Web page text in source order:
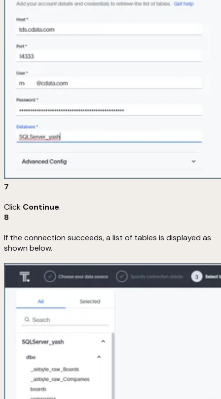
7
Click Continue.
8
If the connection succeeds, a list of tables is displayed as
shown below.